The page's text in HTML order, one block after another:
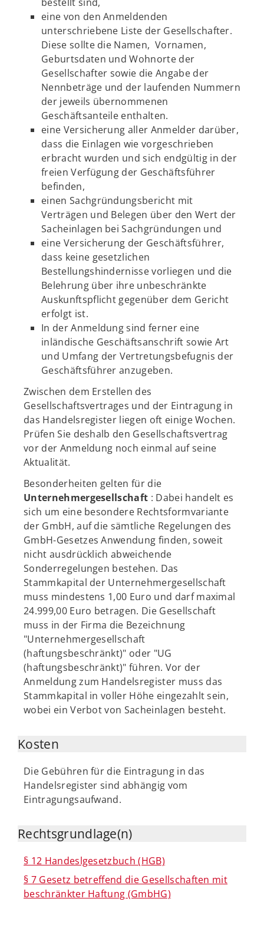
eine von den Anmeldenden
unterschriebene Liste der Gesellschafter.
Diese sollte die Namen, Vornamen,
Geburtsdaten und Wohnorte der
Gesellschafter sowie die Angabe der
Nennbeträge und der laufenden Nummern
der jeweils übernommenen
Geschäftsanteile enthalten.
eine Versicherung aller Anmelder darüber,
dass die Einlagen wie vorgeschrieben
erbracht wurden und sich endgültig in der
freien Verfügung der Geschäftsführer
befinden,
einen Sachgründungsbericht mit
Verträgen und Belegen über den Wert der
Sacheinlagen bei Sachgründungen und
eine Versicherung der Geschäftsführer,
dass keine gesetzlichen
Bestellungshindernisse vorliegen und die
Belehrung über ihre unbeschränkte
Auskunftspflicht gegenüber dem Gericht
erfolgt ist.
In der Anmeldung sind ferner eine
inländische Geschäftsanschrift sowie Art
und Umfang der Vertretungsbefugnis der
Geschäftsführer anzugeben.
Zwischen dem Erstellen des
Gesellschaftsvertrages und der Eintragung in
das Handelsregister liegen oft einige Wochen.
Prüfen Sie deshalb den Gesellschaftsvertrag
vor der Anmeldung noch einmal auf seine
Aktualität.
Besonderheiten gelten für die
Unternehmergesellschaft : Dabei handelt es
sich um eine besondere Rechtsformvariante
der GmbH, auf die sämtliche Regelungen des
GmbH-Gesetzes Anwendung finden, soweit
nicht ausdrücklich abweichende
Sonderregelungen bestehen. Das
Stammkapital der Unternehmergesellschaft
muss mindestens 1,00 Euro und darf maximal
24.999,00 Euro betragen. Die Gesellschaft
muss in der Firma die Bezeichnung
"Unternehmergesellschaft
(haftungsbeschränkt)" oder "UG
(haftungsbeschränkt)" führen. Vor der
Anmeldung zum Handelsregister muss das
Stammkapital in voller Höhe eingezahlt sein,
wobei ein Verbot von Sacheinlagen besteht.
Kosten
Die Gebühren für die Eintragung in das
Handelsregister sind abhängig vom
Eintragungsaufwand.
Rechtsgrundlage(n)
§ 12 Handeslgesetzbuch (HGB)
§ 7 Gesetz betreffend die Gesellschaften mit
beschränkter Haftung (GmbHG)